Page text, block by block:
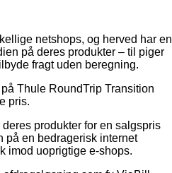
netshops, og herved har en
på deres produkter – til piger
fragt uden beregning.
Thule RoundTrip Transition
pris.
produkter for en salgspris
en bedragerisk internet
imod uoprigtige e-shops.